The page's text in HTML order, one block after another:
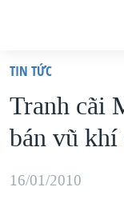
truy
cập
Tới
dung
VIỆT NAM
HOA KỲ
BIỂN ĐÔNG
TIN TỨC
Tranh cãi
bán vũ
16/01/2010